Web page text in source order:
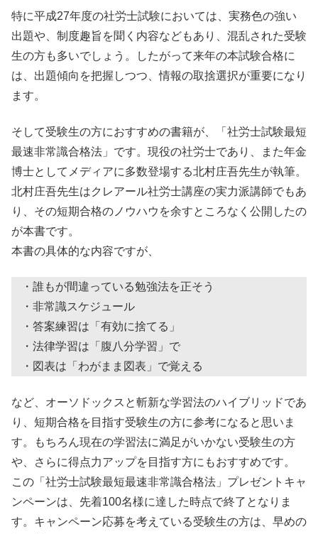
特に平成27年度の社労士試験においては、実務色の強い
出題や、制度趣旨を聞く内容などもあり、混乱された受験
生の方も多いでしょう。したがって来年の本試験合格に
は、出題傾向を把握しつつ、情報の取捨選択が重要になり
ます。
そして受験生の方におすすめの書籍が、「社労士試験最短
最速非常識合格法」です。現役の社労士であり、また年金
博士としてメディアに多数登場する北村庄吾先生が執筆。
北村庄吾先生はクレアール社労士講座の実力派講師でもあ
り、その短期合格のノウハウを余すところなく公開したの
が本書です。
本書の具体的な内容ですが、
・誰もが間違っている勉強法を正そう
・非常識スケジュール
・答案練習は「有効に捨てる」
・法律学習は「腹八分学習」で
・図表は「わがまま図表」で覚える
など、オーソドックスと斬新な学習法のハイブリッドであ
り、短期合格を目指す受験生の方に参考になると思いま
す。もちろん現在の学習法に満足がいかない受験生の方
や、さらに得点力アップを目指す方にもおすすめです。
この「社労士試験最短最速非常識合格法」プレゼントキャ
ンペーンは、先着100名様に達した時点で終了となりま
す。キャンペーン応募を考えている受験生の方は、早めの